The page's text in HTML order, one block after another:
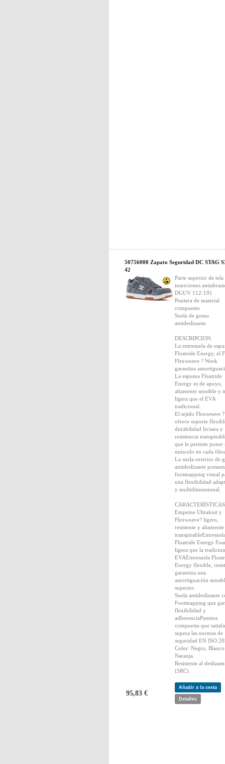
50756000 Zapato Seguridad DC STAG
42
Parte superior de tela
inserciones
DGUV 112-191
Puntera de material
compuesto
Suela de goma
antideslizante
DESCRIPCION
La entresuela de
Floatride Energy, el
Flexweave ? Work
garantiza
La espuma Floatride
Energy es de apoyo,
altamente sensible y
ligera que el EVA
tradicional.
El tejido Flexweave ?
ofrece soporte
durabilidad liviana y
resistencia
que le permite poner
músculo en cada
La suela exterior de
antideslizante
footmapping visual
una flexibilidad
y multidimensional.
CARACTERÍSTICAS
Empeine Ultraknit y
Flexweave? ligero,
resistente y altamente
Floatride Energy
ligera que la
EVAEntresuela
Energy flexible,
garantiza una
amortiguación
superior.
Suela antideslizante
Footmapping que
flexibilidad y
adherenciaPuntera
compuesta que
supera las normas de
seguridad EN ISO
Color: Negro,
Naranja.
Resistente al
(SRC)
95,83 €
Añadir a la cesta
Detalles